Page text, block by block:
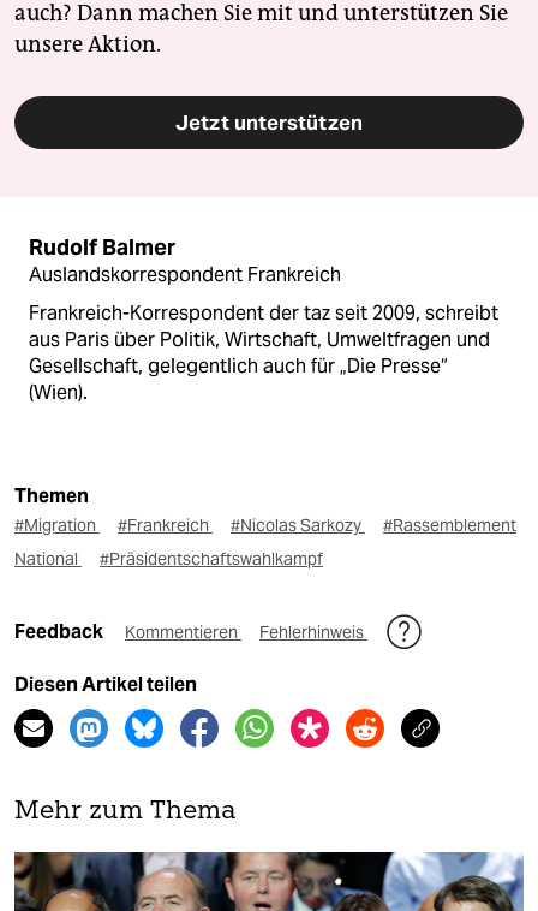
auch? Dann machen Sie mit und unterstützen Sie
unsere Aktion.
Jetzt unterstützen
Rudolf Balmer
Auslandskorrespondent Frankreich
Frankreich-Korrespondent der taz seit 2009, schreibt
aus Paris über Politik, Wirtschaft, Umweltfragen und
Gesellschaft, gelegentlich auch für „Die Presse“
(Wien).
Themen
#Migration #Frankreich #Nicolas Sarkozy
#Rassemblement
National
#Präsidentschaftswahlkampf
Feedback Kommentieren Fehlerhinweis
Diesen Artikel teilen
Mehr zum Thema